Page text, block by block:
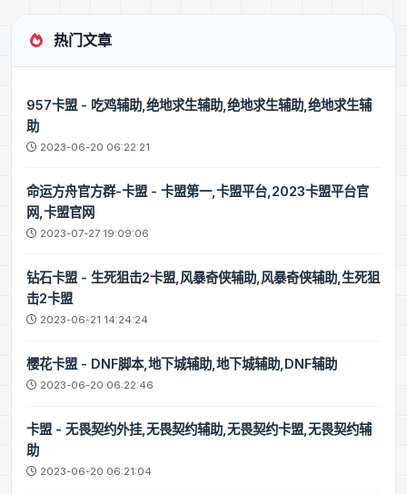
热门文章
957卡盟 - 吃鸡辅助,绝地求生辅助,绝地求生辅助,绝地求生辅
助
2023-06-20 06:22:21
命运方舟官方群-卡盟 - 卡盟第一,卡盟平台,2023卡盟平台官
网,卡盟官网
2023-07-27 19:09:06
钻石卡盟 - 生死狙击2卡盟,风暴奇侠辅助,风暴奇侠辅助,生死狙
击2卡盟
2023-06-21 14:24:24
樱花卡盟 - DNF脚本,地下城辅助,地下城辅助,DNF辅助
2023-06-20 06:22:46
卡盟 - 无畏契约外挂,无畏契约辅助,无畏契约卡盟,无畏契约辅
助
2023-06-20 06:21:04